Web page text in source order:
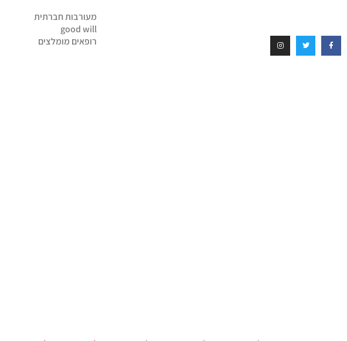
מעורבות חברתית
good will
רופאים מומלצים